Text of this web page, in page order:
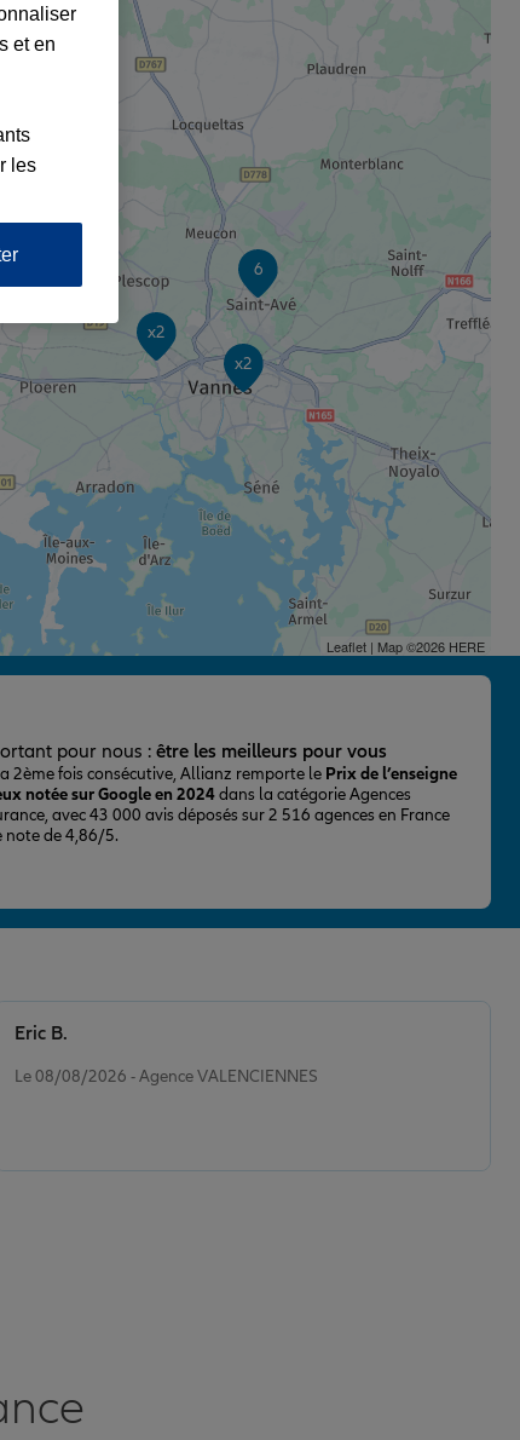
6
x2
x2
Leaflet| Map ©2026 HERE
pour nous :être les meilleurs pour vous
2ème fois consécutive, Allianz remporte le Prix de l’enseigne
notée sur Google en 2024dans la catégorie Agences
avec 43 000 avis déposés sur 2 516 agences en France
note de 4,86/5.
Le 08/08/2026 - Agence VALENCIENNES
Eric B.
et en
les